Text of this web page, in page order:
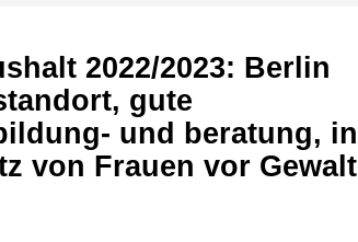
gute
und beratung, in
von Frauen vor Gewalt